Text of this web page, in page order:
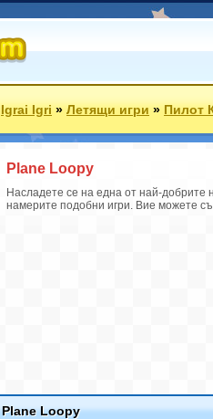
Igrai Igri»Летящи игри»Пилот
Plane Loopy
Насладете се на една от най-добрите
намерите подобни игри. Вие можете
Plane Loopy